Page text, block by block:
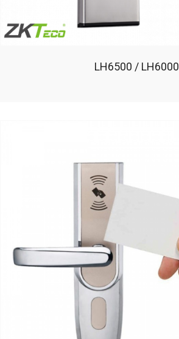
LH6500 / LH6000